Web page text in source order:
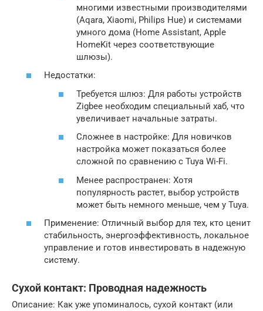
многими известными производителями
(Aqara, Xiaomi, Philips Hue) и системами
умного дома (Home Assistant, Apple
HomeKit через соответствующие
шлюзы).
Недостатки:
Требуется шлюз: Для работы устройств
Zigbee необходим специальный хаб, что
увеличивает начальные затраты.
Сложнее в настройке: Для новичков
настройка может показаться более
сложной по сравнению с Tuya Wi-Fi.
Менее распространен: Хотя
популярность растет, выбор устройств
может быть немного меньше, чем у Tuya.
Применение: Отличный выбор для тех, кто ценит
стабильность, энергоэффективность, локальное
управление и готов инвестировать в надежную
систему.
Сухой контакт: Проводная надежность
Описание: Как уже упоминалось, сухой контакт (или